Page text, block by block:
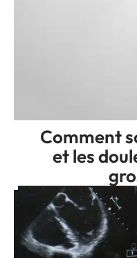
Comment
et les